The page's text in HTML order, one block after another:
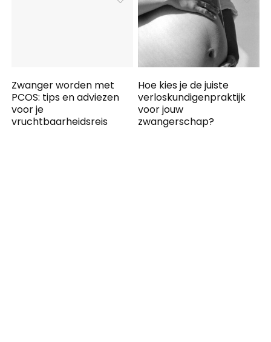
Zwanger worden met
PCOS: tips en adviezen
voor je
vruchtbaarheidsreis
Hoe kies je de juiste
verloskundigenpraktijk
voor jouw
zwangerschap?